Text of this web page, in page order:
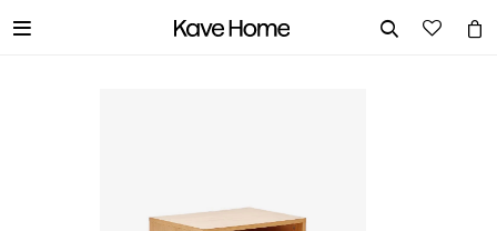
 